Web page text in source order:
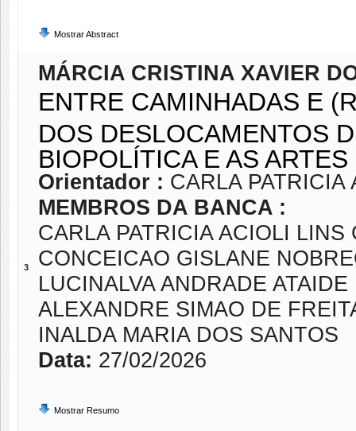
Mostrar Abstract
3
MÁRCIA CRISTINA XAVIER
ENTRE CAMINHADAS E
DOS DESLOCAMENTOS
BIOPOLÍTICA E AS
Orientador : CARLA
MEMBROS DA BANCA :
CARLA PATRICIA ACIOLI LINS
CONCEICAO GISLANE
LUCINALVA ANDRADE
ALEXANDRE SIMAO DE
INALDA MARIA DOS SANTOS
Data: 27/02/2026
Mostrar Resumo